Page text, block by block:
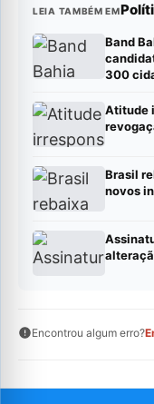
LEIA TAMBÉM EM
Band
300
Atitude
Brasil
novos
Encontrou algum erro?